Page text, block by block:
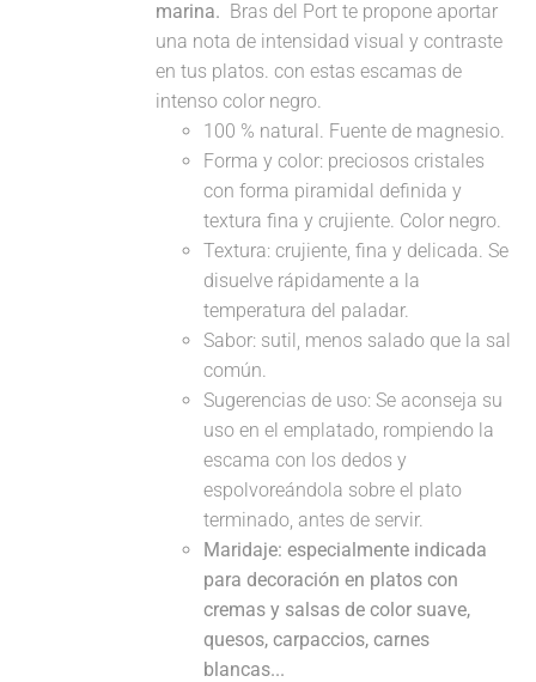
marina. Bras del Port te propone aportar
una nota de intensidad visual y contraste
en tus platos. con estas escamas de
intenso color negro.
100 % natural. Fuente de magnesio.
Forma y color: preciosos cristales
con forma piramidal definida y
textura fina y crujiente. Color negro.
Textura: crujiente, fina y delicada. Se
disuelve rápidamente a la
temperatura del paladar.
Sabor: sutil, menos salado que la sal
común.
Sugerencias de uso: Se aconseja su
uso en el emplatado, rompiendo la
escama con los dedos y
espolvoreándola sobre el plato
terminado, antes de servir.
Maridaje: especialmente indicada
para decoración en platos con
cremas y salsas de color suave,
quesos, carpaccios, carnes
blancas...